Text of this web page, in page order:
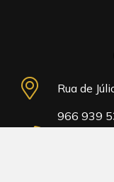
Rua de
966 939